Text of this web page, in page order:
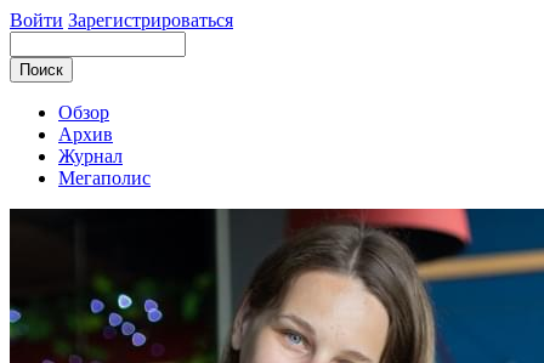
Войти Зарегистрироваться
Обзор
Архив
Журнал
Мегаполис